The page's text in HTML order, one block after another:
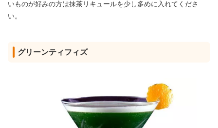
いものが好みの方は抹茶リキュールを少し多めに入れてくださ
い。
グリーンティフィズ